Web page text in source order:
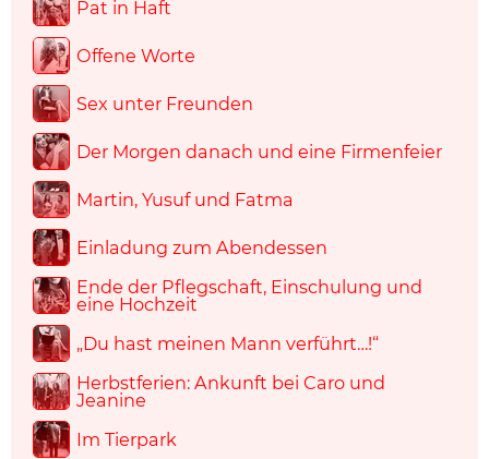
Pat in Haft
Offene Worte
Sex unter Freunden
Der Morgen danach und eine Firmenfeier
Martin, Yusuf und Fatma
Einladung zum Abendessen
Ende der Pflegschaft, Einschulung und
eine Hochzeit
„Du hast meinen Mann verführt…!“
Herbstferien: Ankunft bei Caro und
Jeanine
Im Tierpark